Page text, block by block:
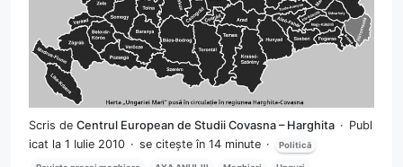
Scris de Centrul European de Studii Covasna – Harghita
Publ
icat la 1 Iulie 2010
se citește în 14 minute Politică